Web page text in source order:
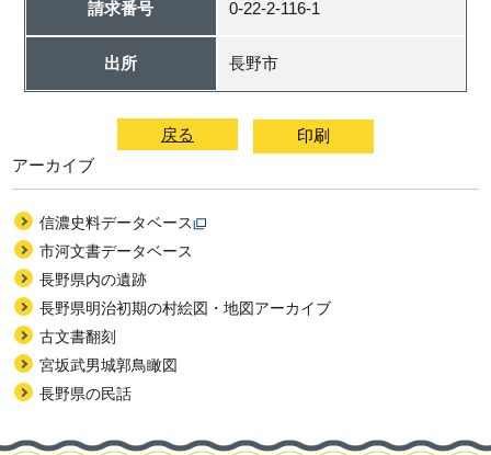
請求番号 0-22-2-116-1
出所 長野市
戻る
アーカイブ
信濃史料データベース
市河文書データベース
長野県内の遺跡
長野県明治初期の村絵図・地図アーカイブ
古文書翻刻
宮坂武男城郭鳥瞰図
長野県の民話